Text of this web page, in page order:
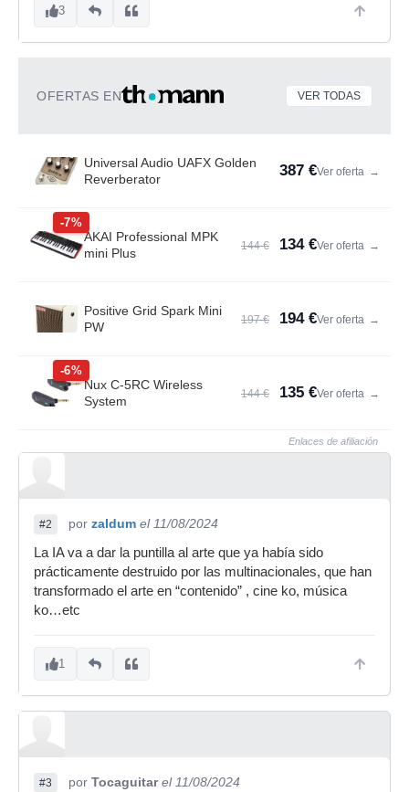
3
OFERTAS EN VER TODAS
Universal Audio UAFX Golden
Reverberator
387 €Ver oferta →
-7%
AKAI Professional MPK
mini Plus
144 € 134 €Ver oferta →
Positive Grid Spark Mini
PW
197 € 194 €Ver oferta →
-6%
Nux C-5RC Wireless
System
144 € 135 €Ver oferta →
Enlaces de afiliación
#2 por zaldum el 11/08/2024
La IA va a dar la puntilla al arte que ya había sido
prácticamente destruido por las multinacionales, que han
transformado el arte en “contenido” , cine ko, música
ko…etc
1
#3 por Tocaguitar el 11/08/2024